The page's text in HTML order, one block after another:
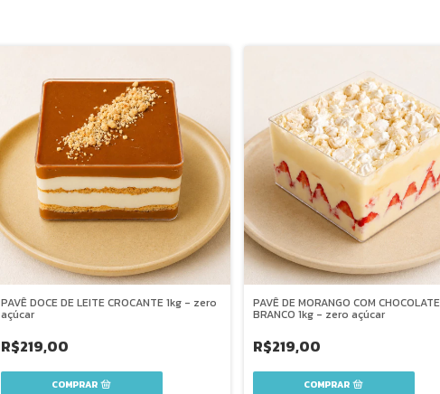
PAVÊ DOCE DE LEITE CROCANTE 1kg - zero
açúcar
R$219,00
PAVÊ DE MORANGO COM CHOCOLATE
BRANCO 1kg - zero açúcar
R$219,00